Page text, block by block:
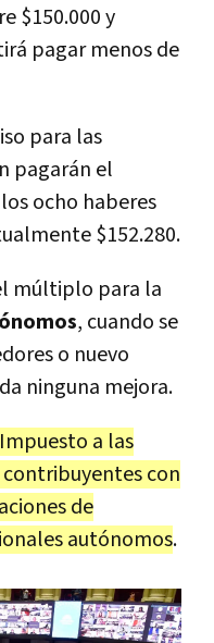
$150.000 y
pagar menos de
para las
pagarán el
ocho haberes
$152.280.
múltiplo para la
, cuando se
o nuevo
ninguna mejora.
a las
con
de
autónomos.